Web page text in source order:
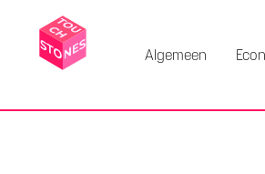
Algemeen